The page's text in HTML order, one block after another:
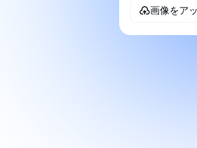
画像をア